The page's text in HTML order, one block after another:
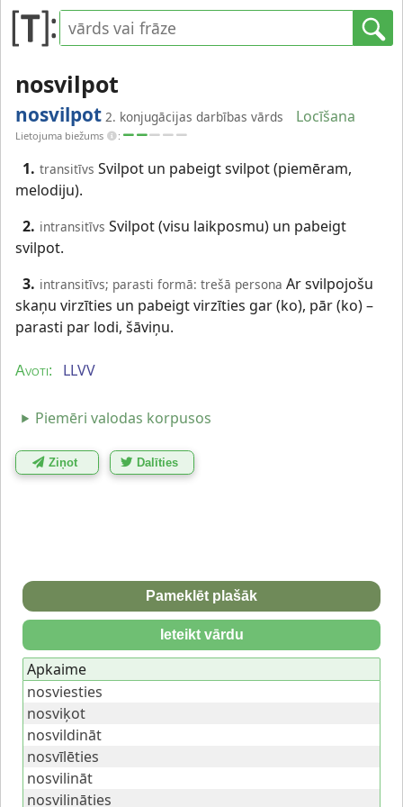
nosvilpot
nosvilpot 2. konjugācijas darbības vārds Locīšana
Lietojuma biežums :
1. transitīvs Svilpot un pabeigt svilpot (piemēram,
melodiju).
2. intransitīvs Svilpot (visu laikposmu) un pabeigt
svilpot.
3. intransitīvs; parasti formā: trešā persona Ar svilpojošu
skaņu virzīties un pabeigt virzīties gar (ko), pār (ko) –
parasti par lodi, šāviņu.
Avoti: LLVV
Piemēri valodas korpusos
Ziņot Dalīties
Pameklēt plašāk
Ieteikt vārdu
Apkaime
nosviesties
nosviķot
nosvildināt
nosvīlēties
nosvilināt
nosvilināties